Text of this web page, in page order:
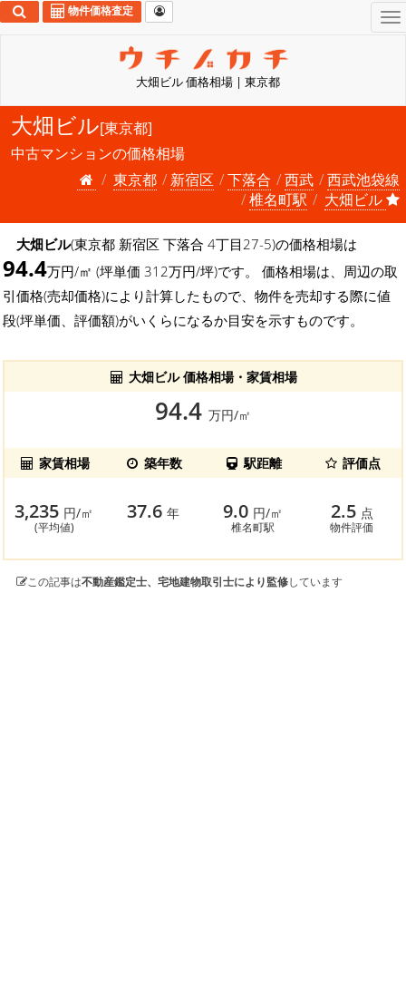
大畑ビル 価格相場 | 東京都
物件価格査定
大畑ビル[東京都]
中古マンションの価格相場
東京都
新宿区 下落合 西武
西武池袋線
椎名町駅
大畑ビル
大畑ビル(東京都 新宿区 下落合 4丁目27-5)の価格相場は
94.4万円/㎡ (坪単価 312万円/坪)です。 価格相場は、周辺の取
引価格(売却価格)により計算したもので、物件を売却する際に値
段(坪単価、評価額)がいくらになるか目安を示すものです。
大畑ビル 価格相場・家賃相場
94.4 万円/㎡
家賃相場 築年数 駅距離 評価点
3,235 円/㎡
(平均値)
37.6年 9.0 円/㎡
椎名町駅
2.5 点
物件評価
この記事は不動産鑑定士、宅地建物取引士により監修しています